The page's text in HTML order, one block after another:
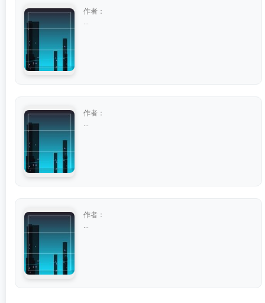
作者：
作者：
作者：